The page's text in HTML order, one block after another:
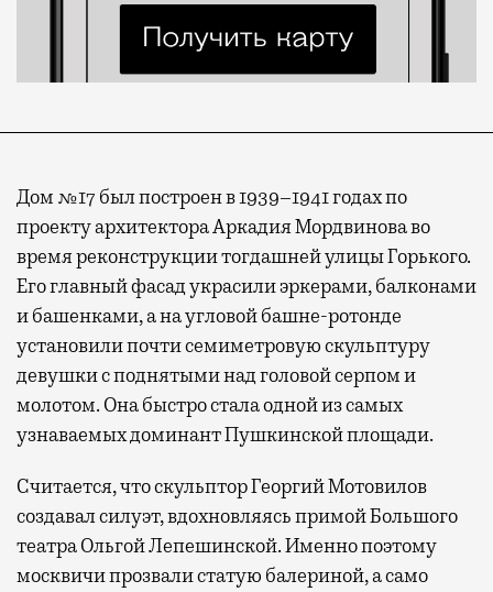
Дом №17 был построен в 1939–1941 годах по
проекту архитектора Аркадия Мордвинова во
время реконструкции тогдашней улицы Горького.
Его главный фасад украсили эркерами, балконами
и башенками, а на угловой башне-ротонде
установили почти семиметровую скульптуру
девушки с поднятыми над головой серпом и
молотом. Она быстро стала одной из самых
узнаваемых доминант Пушкинской площади.
Считается, что скульптор Георгий Мотовилов
создавал силуэт, вдохновляясь примой Большого
театра Ольгой Лепешинской. Именно поэтому
москвичи прозвали статую балериной, а само